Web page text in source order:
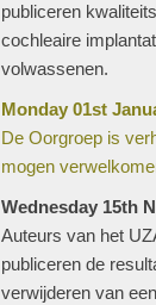
publiceren
cochleaire
volwassenen.
Monday 01st
De Oorgroep is
mogen
Wednesday 15th
Auteurs van het
publiceren de
verwijderen van